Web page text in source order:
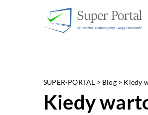
SUPER-PORTAL > Blog> Kiedy
Kiedy